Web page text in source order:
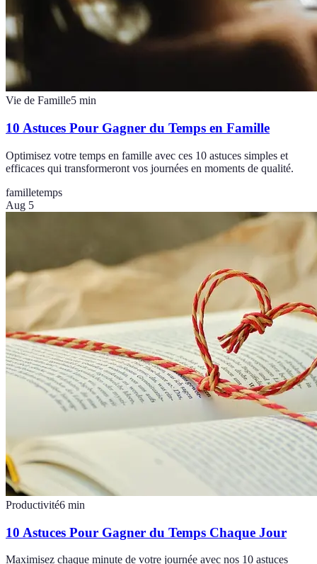
Vie de Famille5 min
10 Astuces Pour Gagner du Temps en Famille
Optimisez votre temps en famille avec ces 10 astuces simples et
efficaces qui transformeront vos journées en moments de qualité.
familletemps
Aug 5
Productivité6 min
10 Astuces Pour Gagner du Temps Chaque Jour
Maximisez chaque minute de votre journée avec nos 10 astuces